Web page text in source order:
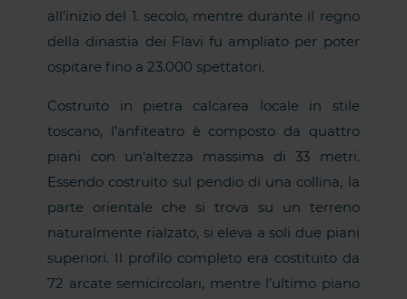
all’inizio del 1. secolo, mentre durante il regno
della dinastia dei Flavi fu ampliato per poter
ospitare fino a 23.000 spettatori.
Costruito in pietra calcarea locale in stile
toscano, l’anfiteatro è composto da quattro
piani con un’altezza massima di 33 metri.
Essendo costruito sul pendio di una collina, la
parte orientale che si trova su un terreno
naturalmente rialzato, si eleva a soli due piani
superiori. Il profilo completo era costituito da
72 arcate semicircolari, mentre l’ultimo piano